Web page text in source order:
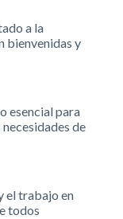
a la
bienvenidas y
esencial para
de
el trabajo en
todos